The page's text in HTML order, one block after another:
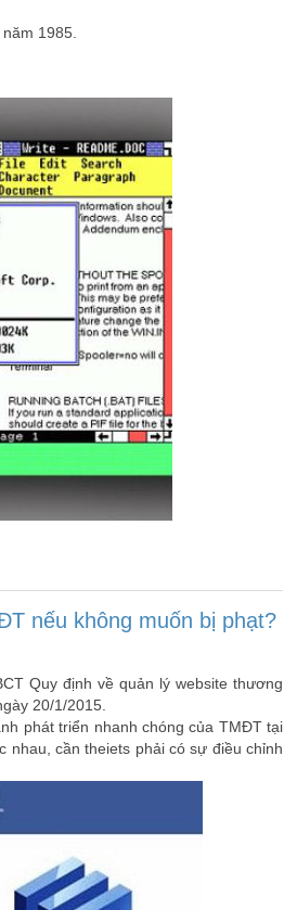
1985.
nếu không muốn bị phạt?
Quy định về quản lý website thương
20/1/2015.
phát triển nhanh chóng của TMĐT tại
nhau, cần theiets phải có sự điều chỉnh